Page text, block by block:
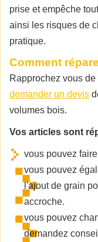
prise et empêche
ainsi les risques de
pratique.
Comment
Rapprochez vous
demander un devis
volumes bois.
Vos articles sont
vous pouvez
vous pouvez
l'ajout de grain
accroche.
vous pouvez
demandez